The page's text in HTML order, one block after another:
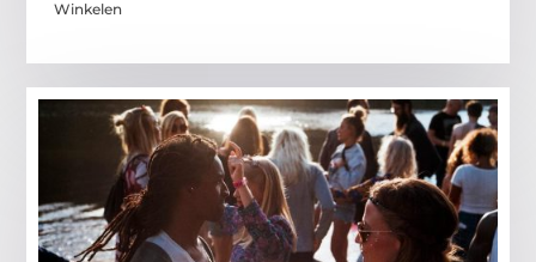
Winkelen